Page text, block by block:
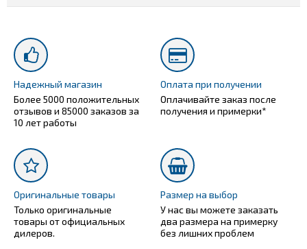
Надежный магазин
Более 5000 положительных
отзывов и 85000 заказов за
10 лет работы
Оплата при получении
Оплачивайте заказ после
получения и примерки*
Оригинальные товары
Только оригинальные
товары от официальных
дилеров.
Размер на выбор
У нас вы можете заказать
два размера на примерку
без лишних проблем